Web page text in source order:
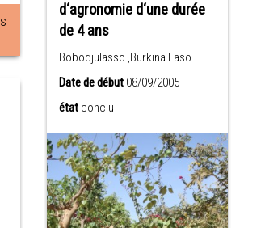
d‘agronomie d‘une durée
de 4 ans
Bobodjulasso ,Burkina Faso
Date de début 08/09/2005
état conclu